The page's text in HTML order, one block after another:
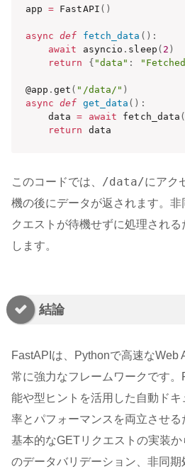
app = FastAPI ( )
async def fetch_data ( ) :
await asyncio . sleep ( 2 )
return
{ "data" :
@app .get ( "/data/" )
async
def get_data ( ) :
    data
= await fetch_data (
return
data
このコードでは、 /data/にアク
機の後にデータが返されます。非
クエストが待機せずに処理され
します。
結論
FastAPIは、Pythonで高速なWeb
常に強力なフレームワークです
能や型ヒントを活用した自動ド
率とパフォーマンスを両立させる
基本的なGETリクエストの実装
のデータバリデーション、非同期